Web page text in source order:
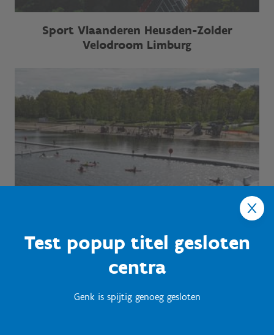
Test popup titel gesloten
centra
Genk is spijtig genoeg gesloten
Sport Vlaanderen Heusden-Zolder
Velodroom Limburg